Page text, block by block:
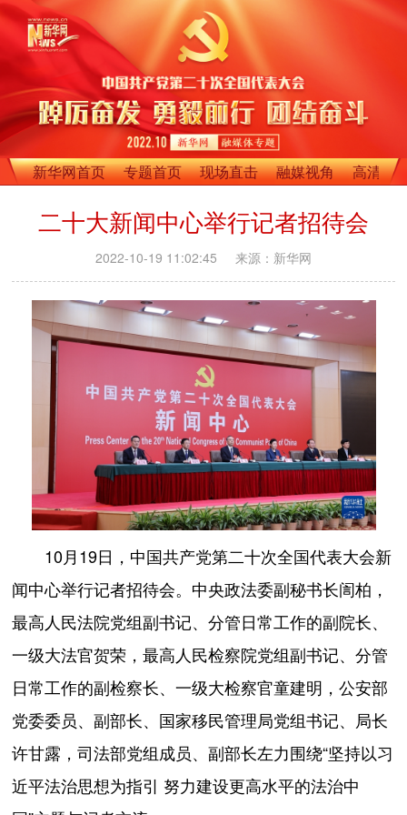
新华网首页 专题首页 现场直击 融媒视角 高清影
二十大新闻中心举行记者招待会
2022-10-19 11:02:45 来源：新华网
10月19日，中国共产党第二十次全国代表大会新
闻中心举行记者招待会。中央政法委副秘书长訚柏，
最高人民法院党组副书记、分管日常工作的副院长、
一级大法官贺荣，最高人民检察院党组副书记、分管
日常工作的副检察长、一级大检察官童建明，公安部
党委委员、副部长、国家移民管理局党组书记、局长
许甘露，司法部党组成员、副部长左力围绕“坚持以习
近平法治思想为指引 努力建设更高水平的法治中